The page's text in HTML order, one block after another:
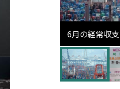
6月の経常収
最大」…輸出